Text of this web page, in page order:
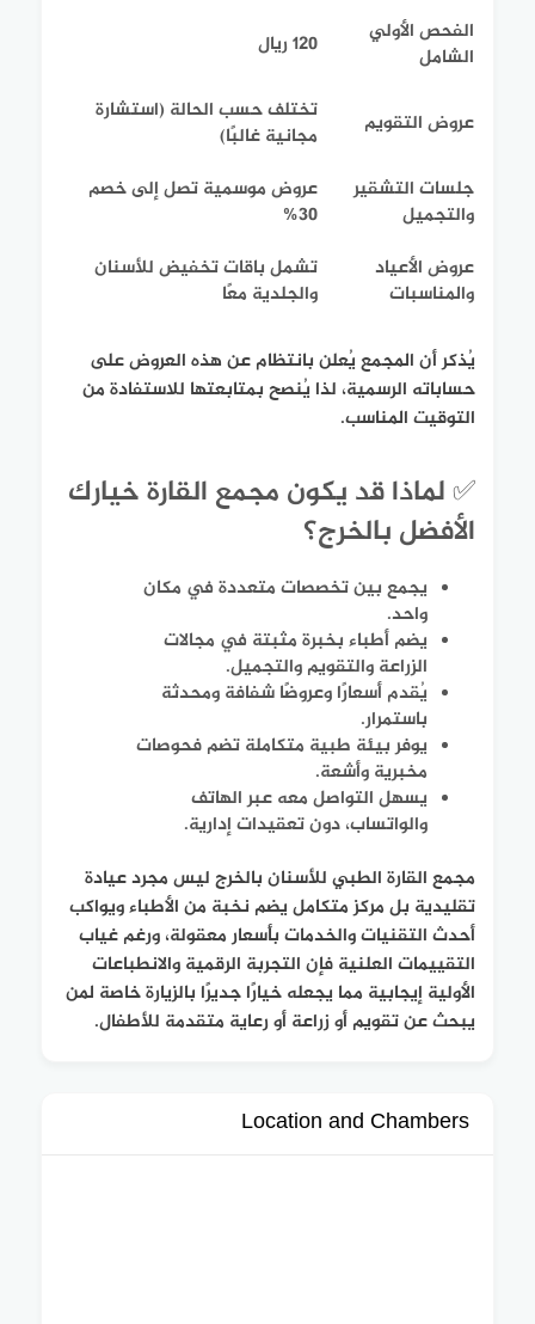
الفحص الأولي
الشامل
120 ريال
عروض التقويم
تختلف حسب الحالة (استشارة
مجانية غالبًا)
جلسات التشقير
والتجميل
عروض موسمية تصل إلى خصم
30%
عروض الأعياد
والمناسبات
تشمل باقات تخفيض للأسنان
والجلدية معًا
يُذكر أن المجمع يُعلن بانتظام عن هذه العروض على
حساباته الرسمية، لذا يُنصح بمتابعتها للاستفادة من
التوقيت المناسب.
✅ لماذا قد يكون مجمع القارة خيارك
الأفضل بالخرج؟
يجمع بين تخصصات متعددة في مكان
واحد.
يضم أطباء بخبرة مثبتة في مجالات
الزراعة والتقويم والتجميل.
يُقدم أسعارًا وعروضًا شفافة ومحدثة
باستمرار.
يوفر بيئة طبية متكاملة تضم فحوصات
مخبرية وأشعة.
يسهل التواصل معه عبر الهاتف
والواتساب، دون تعقيدات إدارية.
مجمع القارة الطبي للأسنان بالخرج ليس مجرد عيادة
تقليدية بل مركز متكامل يضم نخبة من الأطباء ويواكب
أحدث التقنيات والخدمات بأسعار معقولة، ورغم غياب
التقييمات العلنية فإن التجربة الرقمية والانطباعات
الأولية إيجابية مما يجعله خيارًا جديرًا بالزيارة خاصة لمن
يبحث عن تقويم أو زراعة أو رعاية متقدمة للأطفال.
Location and Chambers